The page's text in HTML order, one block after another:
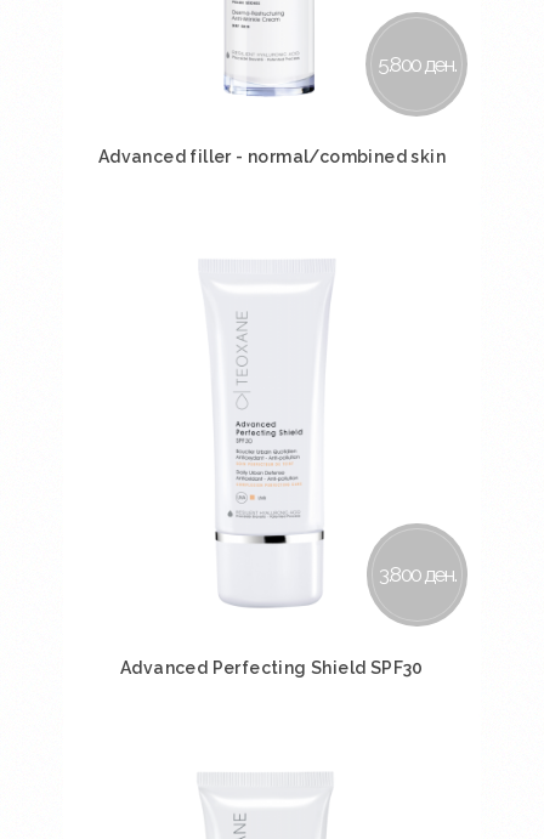
5.800 ден.
Advanced filler - normal/combined skin
3.800 ден.
Advanced Perfecting Shield SPF30